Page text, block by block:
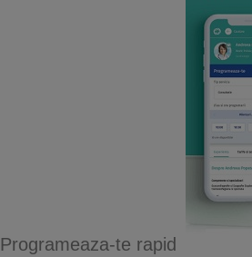
Programeaza-te rapid